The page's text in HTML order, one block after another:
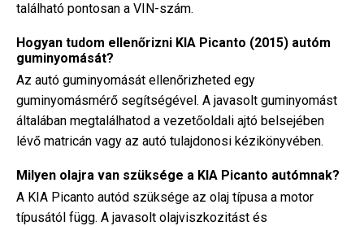
található pontosan a VIN-szám.
Hogyan tudom ellenőrizni KIA Picanto (2015) autóm
guminyomását?
Az autó guminyomását ellenőrizheted egy
guminyomásmérő segítségével. A javasolt guminyomást
általában megtalálhatod a vezetőoldali ajtó belsejében
lévő matricán vagy az autó tulajdonosi kézikönyvében.
Milyen olajra van szüksége a KIA Picanto autómnak?
A KIA Picanto autód szüksége az olaj típusa a motor
típusától függ. A javasolt olajviszkozitást és